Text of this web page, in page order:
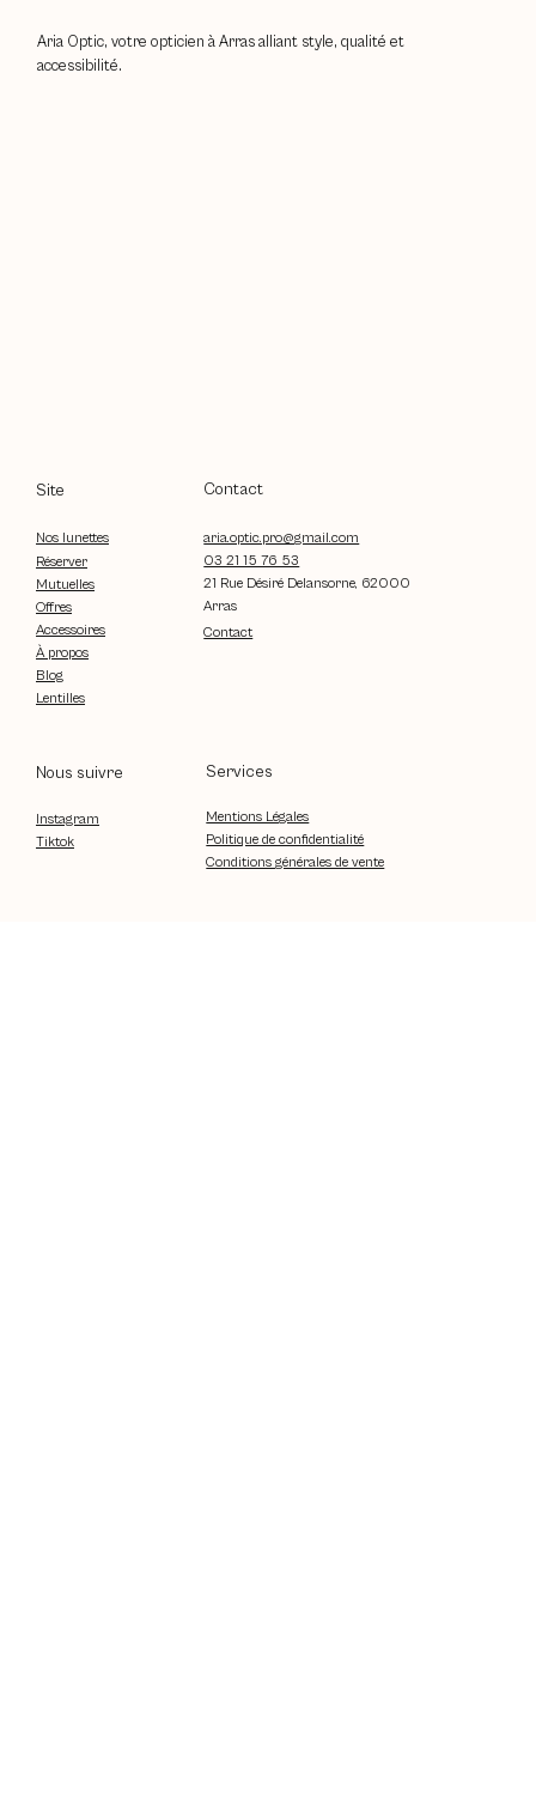
Aria Optic, votre opticien à Arras alliant style, qualité et
accessibilité.
Site
Nos lunettes
Réserver
Mutuelles
Offres
Accessoires
À propos
Blog
Lentilles
Contact
Contact
aria.optic.pro@gmail.com
03 21 15 76 53
21 Rue Désiré Delansorne, 62000
Arras
Nous suivre
Instagram
Tiktok
Services
Mentions Légales
Politique de confidentialité
Conditions générales de vente